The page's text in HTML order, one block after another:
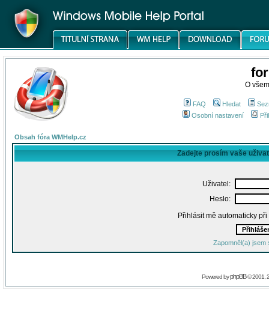
O
FAQ Hledat
Osobní nastavení
Obsah fóra WMHelp.cz
Zadejte prosím vaše
Uživatel:
Heslo:
Přihlásit mě automaticky
Zapomněl(a) jsem
Powered byphpBB© 2001,